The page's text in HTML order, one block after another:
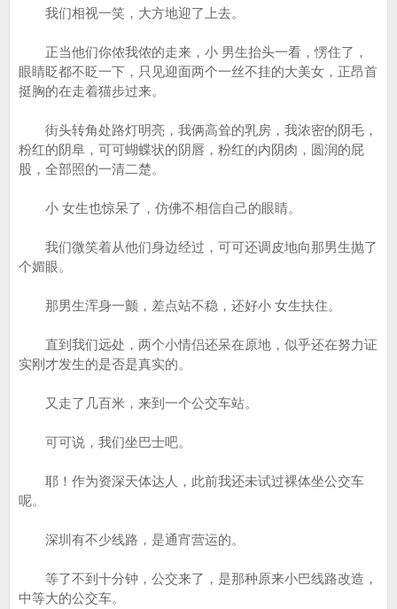
我们相视一笑，大方地迎了上去。
正当他们你侬我侬的走来，小 男生抬头一看，愣住了，
眼睛眨都不眨一下，只见迎面两个一丝不挂的大美女，正昂首
挺胸的在走着猫步过来。
街头转角处路灯明亮，我俩高耸的乳房，我浓密的阴毛，
粉红的阴阜，可可蝴蝶状的阴唇，粉红的内阴肉，圆润的屁
股，全部照的一清二楚。
小 女生也惊呆了，仿佛不相信自己的眼睛。
我们微笑着从他们身边经过，可可还调皮地向那男生抛了
个媚眼。
那男生浑身一颤，差点站不稳，还好小 女生扶住。
直到我们远处，两个小情侣还呆在原地，似乎还在努力证
实刚才发生的是否是真实的。
又走了几百米，来到一个公交车站。
可可说，我们坐巴士吧。
耶！作为资深天体达人，此前我还未试过裸体坐公交车
呢。
深圳有不少线路，是通宵营运的。
等了不到十分钟，公交来了，是那种原来小巴线路改造，
中等大的公交车。